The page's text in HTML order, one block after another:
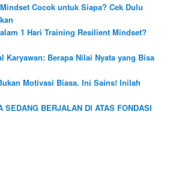
Cocok untuk Siapa? Cek Dulu
1 Hari Training Resilient Mindset?
Karyawan: Berapa Nilai Nyata yang Bisa
Motivasi Biasa. Ini Sains! Inilah
SEDANG BERJALAN DI ATAS FONDASI